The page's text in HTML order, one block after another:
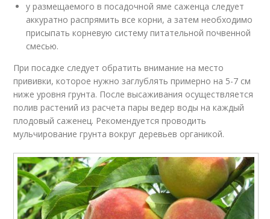
у размещаемого в посадочной яме саженца следует
аккуратно распрямить все корни, а затем необходимо
присыпать корневую систему питательной почвенной
смесью.
При посадке следует обратить внимание на место
прививки, которое нужно заглублять примерно на 5-7 см
ниже уровня грунта. После высаживания осуществляется
полив растений из расчета пары ведер воды на каждый
плодовый саженец. Рекомендуется проводить
мульчирование грунта вокруг деревьев органикой.